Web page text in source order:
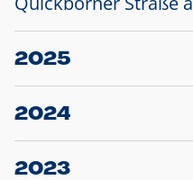
2025
23.12.2025
Projekt S5: Start der
2024
10.12.2024
Großprojekt S5:
2023